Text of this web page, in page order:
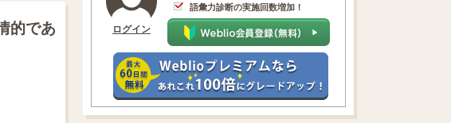
的であ ログイン
語彙力診断の実施回数増加！